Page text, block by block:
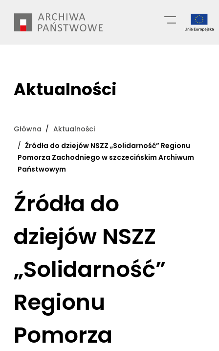
treści
Aktualności
Główna
Aktualności
Źródła do dziejów NSZZ „Solidarność” Regionu
Pomorza Zachodniego w szczecińskim Archiwum
Państwowym
Źródła do
dziejów NSZZ
„Solidarność”
Regionu
Pomorza